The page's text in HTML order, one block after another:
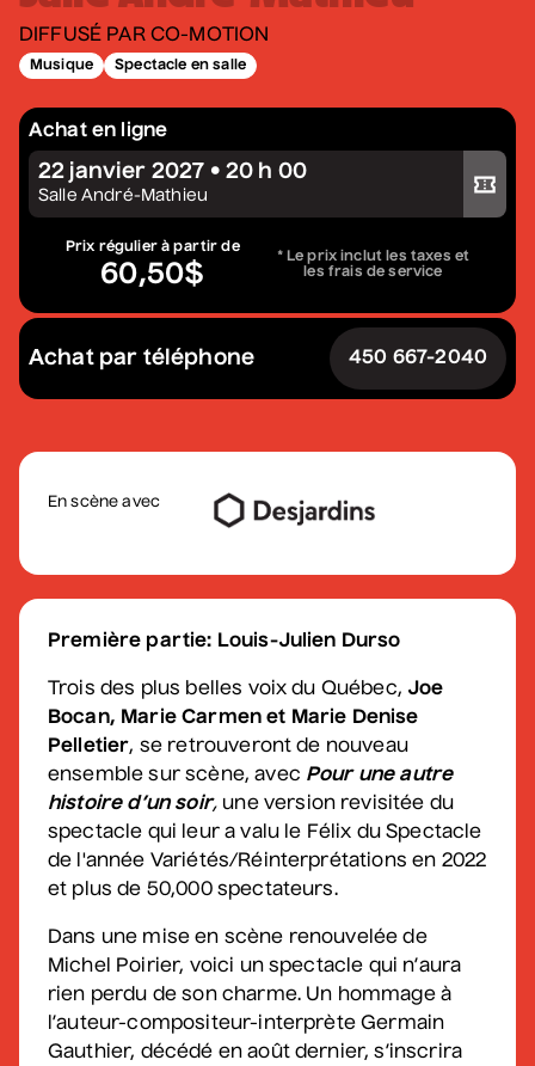
Constellation de cordes
• Zones musicales
Complet
Marie Céleste
• Tout ce qui brille
27 août 2026
David Corriveau
Salle André-Mathieu
Après-midi
2 septembre 2026• 19 h 30
Korine Côté, Gabrielle
Caron, Rolly Assal
• Korine Côté et invités
3 septembre 2026 • 19 h 30
Station culturelle Momo
Maude Landry
• Trop cool
3 septembre 2026 • 19 h 30
Salle André-Mathieu
DIFFUSÉ PAR CO-MOTION
Musique Spectacle en salle
Achat en ligne
Acheter votre billet
22 janvier 2027 • 20 h 00
Salle André-Mathieu
Prix régulier à partir de
60,50$
* Le prix inclut les taxes et
les frais de service
Achat par téléphone 450 667-2040
En scène avec
Première partie: Louis-Julien Durso
Trois des plus belles voix du Québec, Joe
Bocan, Marie Carmen et Marie Denise
Pelletier, se retrouveront de nouveau
ensemble sur scène, avec Pour une autre
histoire d’un soir, une version revisitée du
spectacle qui leur a valu le Félix du Spectacle
de l'année Variétés/Réinterprétations en 2022
et plus de 50,000 spectateurs.
Dans une mise en scène renouvelée de
Michel Poirier, voici un spectacle qui n’aura
rien perdu de son charme. Un hommage à
l’auteur-compositeur-interprète Germain
Gauthier, décédé en août dernier, s’inscrira